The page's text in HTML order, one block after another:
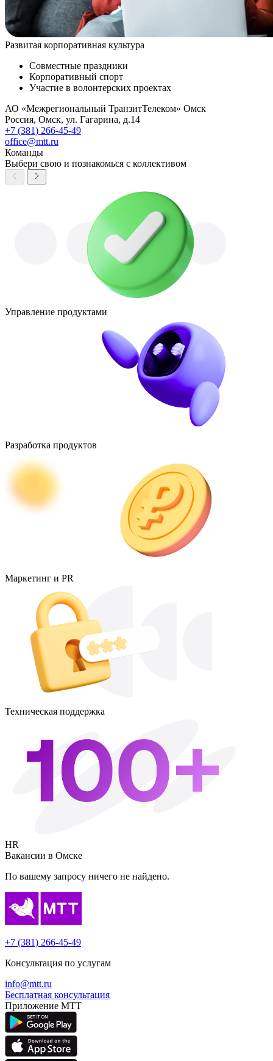
Развитая корпоративная культура
Совместные праздники
Корпоративный спорт
Участие в волонтерских проектах
АО «Межрегиональный ТранзитТелеком» Омск
Россия, Омск, ул. Гагарина, д.14
+7 (381) 266-45-49
office@mtt.ru
Команды
Выбери свою и познакомься с коллективом
Управление продуктами
Разработка продуктов
Маркетинг и PR
Техническая поддержка
HR
Вакансии в Омске
По вашему запросу ничего не найдено.
+7 (381) 266-45-49
Консультация по услугам
info@mtt.ru
Бесплатная консультация
Приложение МТТ